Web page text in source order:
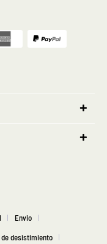
Envio
desistimiento